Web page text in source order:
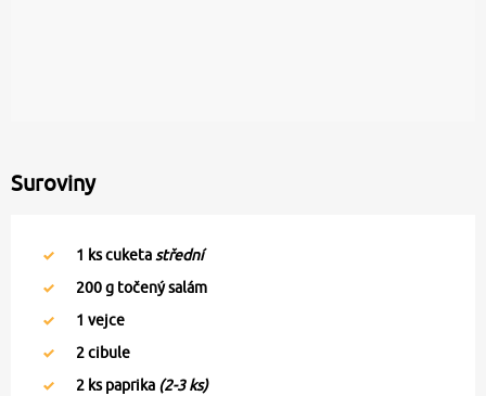
Suroviny
1 ks cuketa střední
200g točený salám
1 vejce
2cibule
2 ks paprika (2-3 ks)